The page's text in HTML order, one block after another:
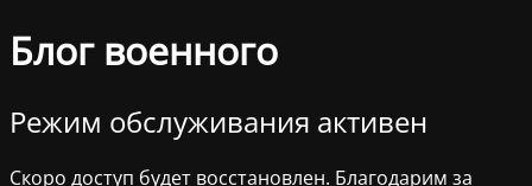
Блог военного
Режим обслуживания активен
Скоро доступ будет восстановлен. Благодарим за